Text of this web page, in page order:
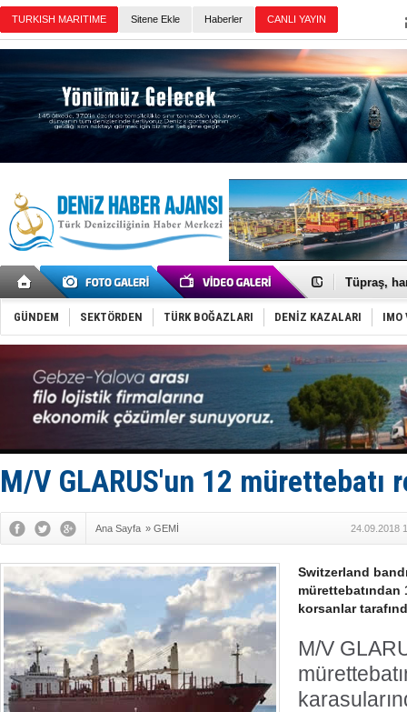
Sitene Ekle Haberler
Anadolu
Tüpraş,
İTU AUV,
LNG
PROYAD,
Türkiye-
Türk
Deniz
DÖDER,
Fairline,
Baltık
Runit
Türk
GÜNDEM SEKTÖRDEN TÜRK BOĞAZLARI DENİZ KAZALARI IMO
M/V GLARUS'un 12 mürettebatı
Ana Sayfa » GEMİ 24.09.2018
Switzerland
mürettebatından
korsanlar
M/V